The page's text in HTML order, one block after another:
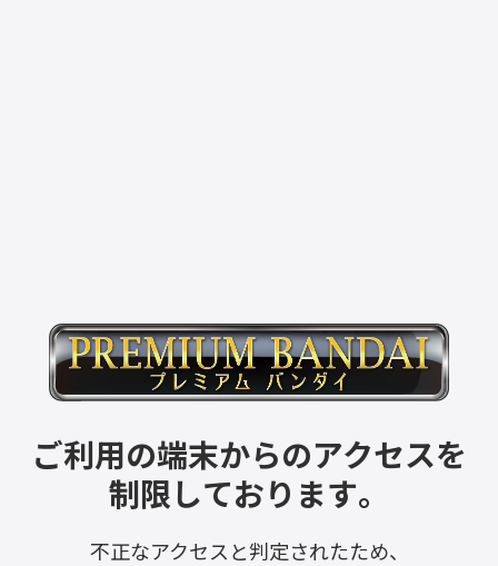
ご利用の端末からのアクセスを
制限しております。
不正なアクセスと判定されたため、